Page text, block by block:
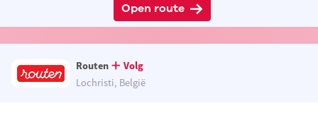
Open route
Routen
Volg
Lochristi, België